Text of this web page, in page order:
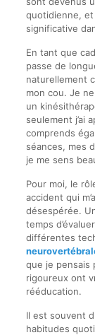
quotidienne,
significative
En tant que
passe de
naturellement
mon cou. Je
un
seulement j’ai
comprends
séances, mes
je me sens
Pour moi, le
accident qui
désespérée.
temps
différentes
que je pensais
rigoureux ont
rééducation.
Il est souvent
habitudes